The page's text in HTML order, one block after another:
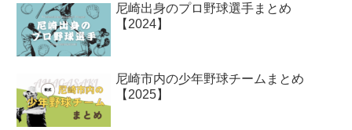
尼崎出身のプロ野球選手まとめ
【2024】
尼崎市内の少年野球チームまとめ
【2025】